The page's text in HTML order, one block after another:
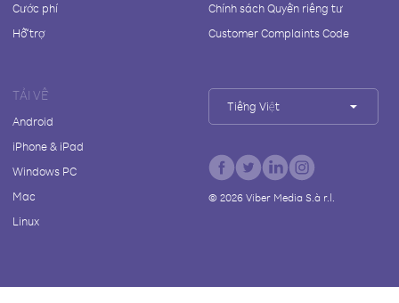
Cước phí
Hỗ trợ
Chính sách Quyền riêng tư
Customer Complaints Code
TẢI VỀ
Android
iPhone & iPad
Windows PC
Mac
Linux
Tiếng Việt
© 2026Viber Media S.à r.l.